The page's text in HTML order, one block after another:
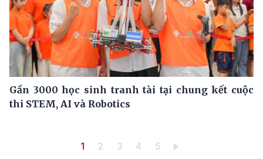
Gần 3000 học sinh tranh tài tại chung kết cuộc
thi STEM, AI và Robotics
Trang hiện thời
1 Trang
2 Trang
3 Trang
4 Trang
5